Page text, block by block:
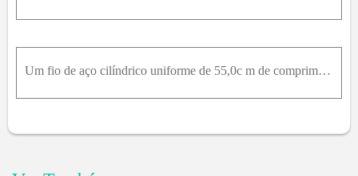
Um fio de aço cilíndrico uniforme de 55,0c m de comprimento e 1,14m m de diâmetro é fixado em ambas as extremidades. A que tensão ele deve ser ajustado para que, ao vibrar em seu primeiro sobretom, pr